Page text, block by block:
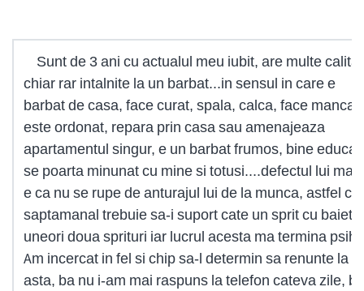
Sunt de 3 ani cu actualul meu iubit, are multe
chiar rar intalnite la un barbat...in sensul in care e
barbat de casa, face curat, spala, calca, face
este ordonat, repara prin casa sau amenajeaza
apartamentul singur, e un barbat frumos, bine educat,
se poarta minunat cu mine si totusi....defectul lui
e ca nu se rupe de anturajul lui de la munca, astfel ca
saptamanal trebuie sa-i suport cate un sprit cu baietii,
uneori doua sprituri iar lucrul acesta ma termina
Am incercat in fel si chip sa-l determin sa renunte la
asta, ba nu i-am mai raspuns la telefon cateva zile,